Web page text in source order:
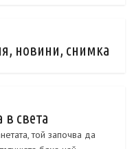
новини, снимка
света
той започва да